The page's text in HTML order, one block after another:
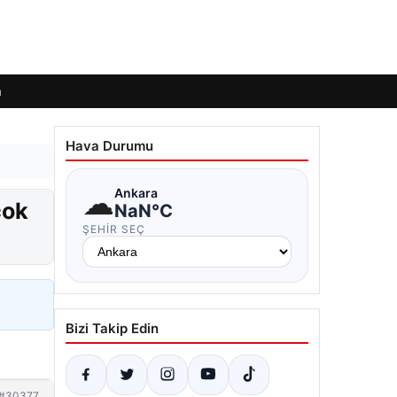
Hava Durumu
☁Ankara
NaN°C
ŞEHIR SEÇ
Bizi Takip Edin